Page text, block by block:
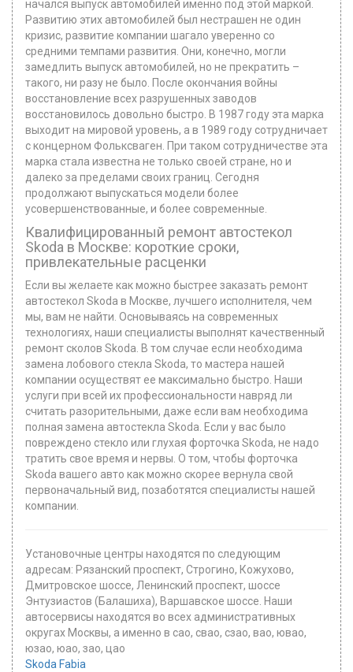
начался выпуск автомобилей именно под этой маркой.
Развитию этих автомобилей был нестрашен не один
кризис, развитие компании шагало уверенно со
средними темпами развития. Они, конечно, могли
замедлить выпуск автомобилей, но не прекратить –
такого, ни разу не было. После окончания войны
восстановление всех разрушенных заводов
восстановилось довольно быстро. В 1987 году эта марка
выходит на мировой уровень, а в 1989 году сотрудничает
с концерном Фольксваген. При таком сотрудничестве эта
марка стала известна не только своей стране, но и
далеко за пределами своих границ. Сегодня
продолжают выпускаться модели более
усовершенствованные, и более современные.
Квалифицированный ремонт автостекол
Skoda в Москве: короткие сроки,
привлекательные расценки
Если вы желаете как можно быстрее заказать ремонт
автостекол Skoda в Москве, лучшего исполнителя, чем
мы, вам не найти. Основываясь на современных
технологиях, наши специалисты выполнят качественный
ремонт сколов Skoda. В том случае если необходима
замена лобового стекла Skoda, то мастера нашей
компании осуществят ее максимально быстро. Наши
услуги при всей их профессиональности навряд ли
считать разорительными, даже если вам необходима
полная замена автостекла Skoda. Если у вас было
повреждено стекло или глухая форточка Skoda, не надо
тратить свое время и нервы. О том, чтобы форточка
Skoda вашего авто как можно скорее вернула свой
первоначальный вид, позаботятся специалисты нашей
компании.
Установочные центры находятся по следующим
адресам: Рязанский проспект, Строгино, Кожухово,
Дмитровское шоссе, Ленинский проспект, шоссе
Энтузиастов (Балашиха), Варшавское шоссе. Наши
автосервисы находятся во всех административных
округах Москвы, а именно в сао, свао, сзао, вао, ювао,
юзао, юао, зао, цао
Skoda Fabia